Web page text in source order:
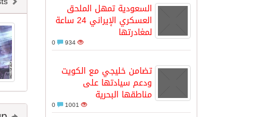
السعودية تمهل الملحق
العسكري الإيراني 24 ساعة
لمغادرتها
934
تضامن خليجي مع الكويت
ودعم سيادتها على
مناطقها البحرية
1001